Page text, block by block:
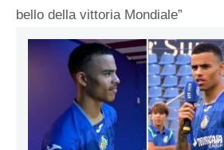
bello della vittoria Mondiale”